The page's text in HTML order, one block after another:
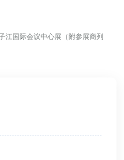
江国际会议中心展（附参展商列